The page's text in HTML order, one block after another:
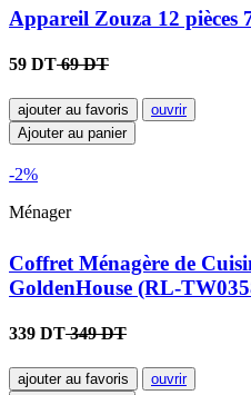
Appareil Zouza 12 pièces
59 DT69 DT
ajouter au favoris
ouvrir
Ajouter au panier
-2%
Ménager
Coffret Ménagère de
GoldenHouse (RL-
339 DT349 DT
ajouter au favoris
ouvrir